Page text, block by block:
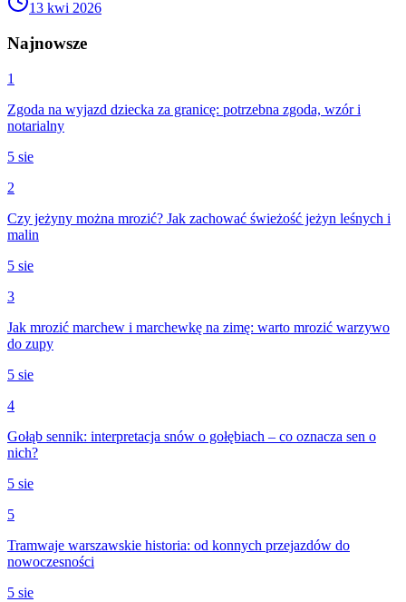
13 kwi 2026
Najnowsze
1
Zgoda na wyjazd dziecka za granicę: potrzebna zgoda, wzór i
notarialny
5 sie
2
Czy jeżyny można mrozić? Jak zachować świeżość jeżyn leśnych i
malin
5 sie
3
Jak mrozić marchew i marchewkę na zimę: warto mrozić warzywo
do zupy
5 sie
4
Gołąb sennik: interpretacja snów o gołębiach – co oznacza sen o
nich?
5 sie
5
Tramwaje warszawskie historia: od konnych przejazdów do
nowoczesności
5 sie